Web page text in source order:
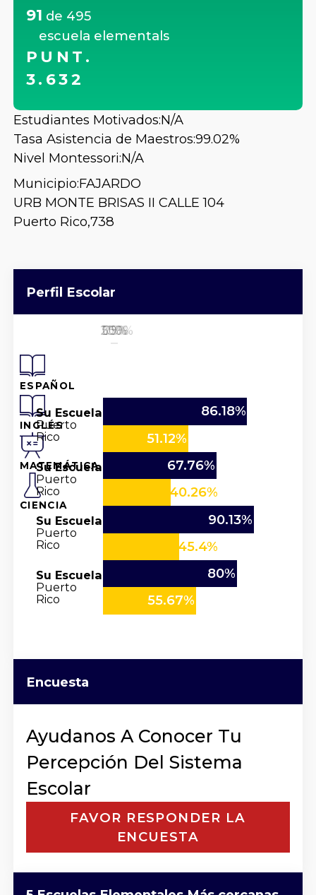
91 de 495
escuela elementals
PUNT.
3.632
Estudiantes Motivados:N/A
Tasa Asistencia de Maestros:99.02%
Nivel Montessori:N/A
Municipio:FAJARDO
URB MONTE BRISAS II CALLE 104
Puerto Rico,738
Perfil Escolar
ESPAÑOL
INGLÉS
MATEMÁTICA
CIENCIA
Su Escuela
Puerto
Rico
86.18%
51.12%
Su Escuela
Puerto
Rico
67.76%
40.26%
Su Escuela
Puerto
Rico
90.13%
45.4%
Su Escuela
Puerto
Rico
80%
55.67%
0%
25%
50%
75%
100%
Encuesta
Ayudanos A Conocer Tu
Percepción Del Sistema
Escolar
FAVOR RESPONDER LA
ENCUESTA